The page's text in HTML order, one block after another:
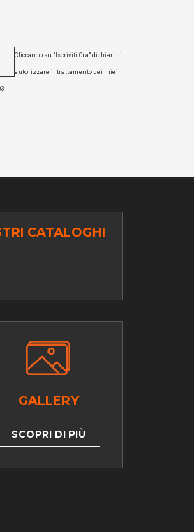
Cliccando su "Iscriviti Ora" dichiari di
autorizzare il trattamento dei miei
CATALOGHI
GALLERY
SCOPRI DI PIÙ